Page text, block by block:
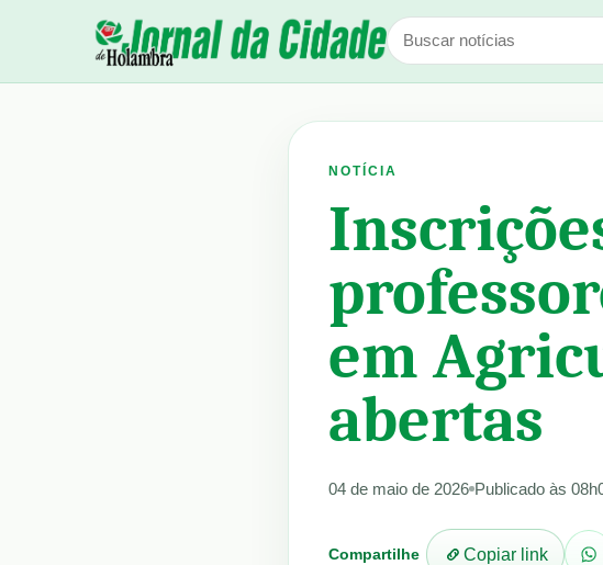
NOTÍCIA
em
abertas
04 de maio de 2026 Publicado às
Compartilhe Copiar link